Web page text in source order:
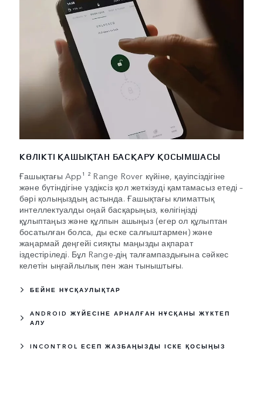
КӨЛІКТІ ҚАШЫҚТАН БАСҚАРУ ҚОСЫМШАСЫ
Ғашықтағы App¹ ² Range Rover күйіне, қауіпсіздігіне
және бүтіндігіне үздіксіз қол жеткізуді қамтамасыз етеді –
бәрі қолыңыздың астында. Ғашықтағы климаттық
интеллектуалды оңай басқарыңыз, көлігіңізді
құлыптаңыз және құлпын ашыңыз (егер ол құлыптан
босатылған болса, ды еске салғыштармен) және
жаңармай деңгейі сияқты маңызды ақпарат
іздестіріледі. Бұл Range-дің талғампаздығына сәйкес
келетін ыңғайлылық пен жан тыныштығы.
БЕЙНЕ НҰСҚАУЛЫҚТАР
ANDROID ЖҮЙЕСІНЕ АРНАЛҒАН НҰСҚАНЫ ЖҮКТЕП
АЛУ
INCONTROL ЕСЕП ЖАЗБАҢЫЗДЫ ІСКЕ ҚОСЫҢЫЗ